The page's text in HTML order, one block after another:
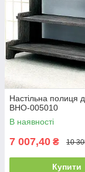
Настільна полиця
ВНО-005010
В наявності
7 007,40 ₴ 10
Купити